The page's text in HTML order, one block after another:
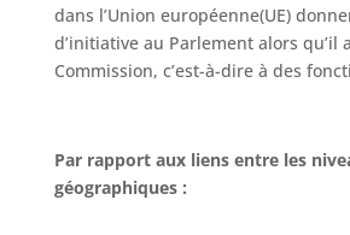
dans l’Union européenne(UE)
d’initiative au Parlement alors qu’il
Commission, c’est-à-dire à des
Par rapport aux liens entre les
géographiques :